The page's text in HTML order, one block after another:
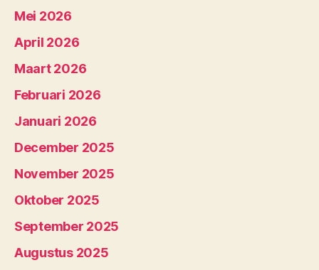
Mei 2026
April 2026
Maart 2026
Februari 2026
Januari 2026
December 2025
November 2025
Oktober 2025
September 2025
Augustus 2025